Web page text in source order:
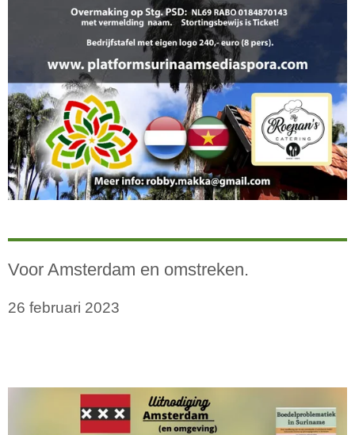
Voor Amsterdam en omstreken.
26 februari 2023